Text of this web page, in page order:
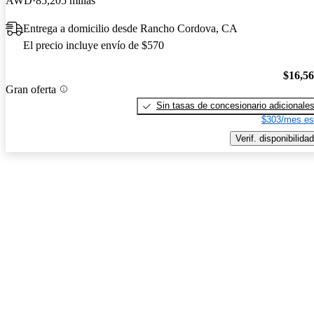
Entrega a domicilio desde Rancho Cordova, CA
El precio incluye envío de $570
Gran oferta
Sin tasas de concesionario adicionales
$303/mes
Verif. disponibilidad